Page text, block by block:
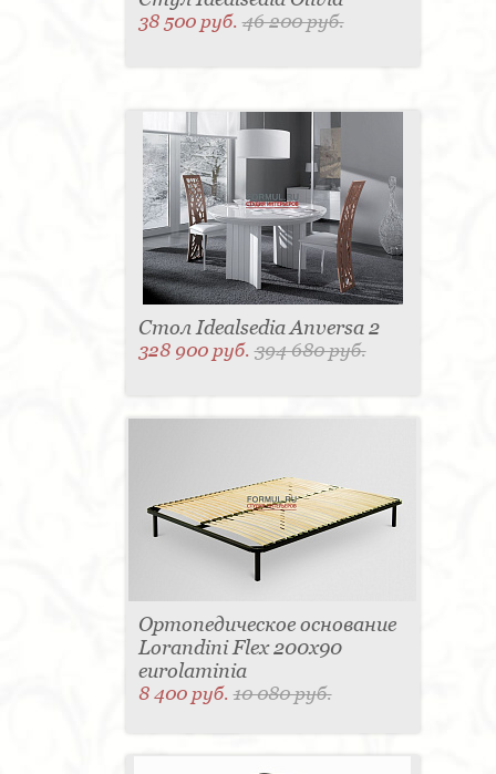
38 500 руб.46 200 руб.
Стол Idealsedia Anversa 2
328 900 руб.394 680 руб.
Ортопедическое основание
Lorandini Flex 200x90
eurolaminia
8 400 руб.10 080 руб.